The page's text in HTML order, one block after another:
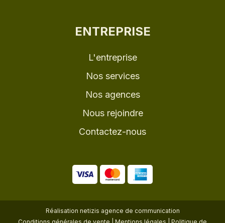
ENTREPRISE
L'entreprise
Nos services
Nos agences
Nous rejoindre
Contactez-nous
Réalisation netizis agence de communication
Conditions générales de vente
Mentions légales Politique de